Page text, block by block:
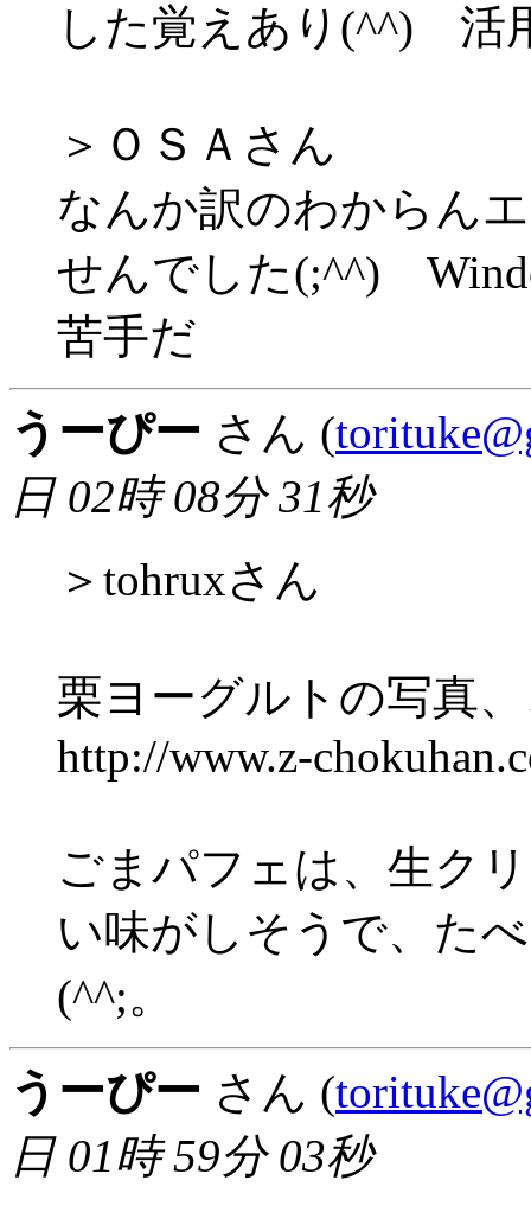
した覚えあり(^^) 活
＞ＯＳＡさん
なんか訳のわからん
せんでした(;^^)
苦手だ
うーぴー さん (
日 02時 08分 31秒
＞tohruxさん
栗ヨーグルトの写真
http://www.z-
ごまパフェは、生ク
い味がしそうで、た
(^^;。
うーぴー さん (
日 01時 59分 03秒